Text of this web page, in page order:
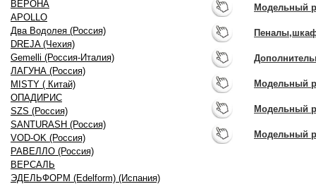
ВЕРОНА
APOLLO
Два Водолея (Россия)
DREJA (Чехия)
Gemelli (Россия-Италия)
ЛАГУНА (Россия)
MISTY ( Китай)
ОПАДИРИС
SZS (Россия)
SANTURASH (Россия)
VOD-OK (Россия)
РАВЕЛЛО (Россия)
ВЕРСАЛЬ
ЭДЕЛЬФОРМ (Edelform) (Испания)
Модельный
Модельный
Модельный
Модельный